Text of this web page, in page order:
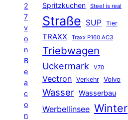
2
7
v
o
n
B
e
a
c
o
n
Spritzkuchen Steel is real
Straße SUP Tier
TRAXX Traxx P160 AC3
Triebwagen
Uckermark V70
Vectron Verkehr Volvo
Wasser Wasserbau
Werbellinsee Winter